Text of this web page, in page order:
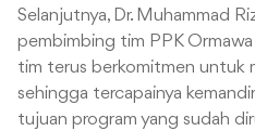
Selanjutnya, Dr. Muhammad
pembimbing tim PPK
tim terus berkomitmen untuk
sehingga tercapainya
tujuan program yang sudah